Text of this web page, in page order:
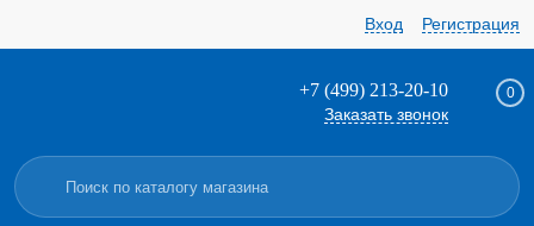
Вход Регистрация
+7 (499) 213-20-10
Заказать звонок
0